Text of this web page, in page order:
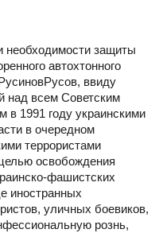
необходимости защиты
автохтонного
ввиду
над всем Советским
1991 году украинскими
в очередном
террористами
освобождения
фашистских
иностранных
уличных боевиков,
рознь,